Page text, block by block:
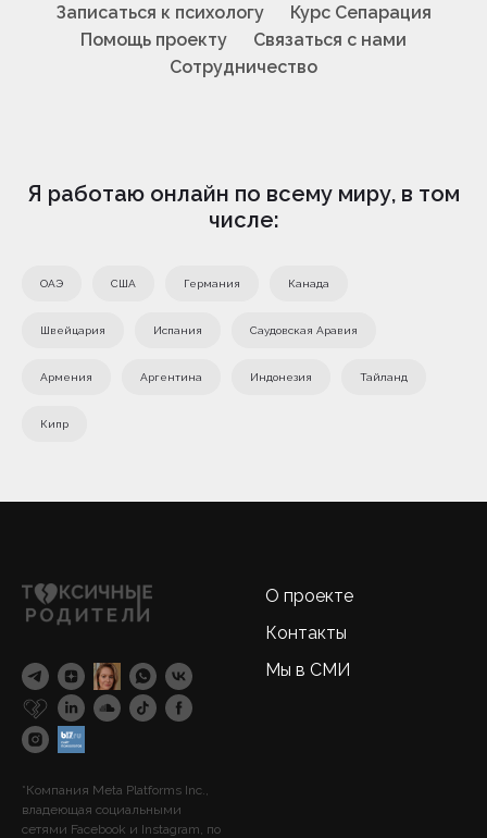
Записаться к психологу
Курс Сепарация
Помощь проекту
Связаться с нами
Сотрудничество
Я работаю онлайн по всему миру, в том
числе:
ОАЭ США Германия Канада
Швейцария Испания Саудовская Аравия
Армения Аргентина Индонезия Тайланд
Кипр
*Компания Meta Platforms Inc.,
владеющая социальными
сетями Facebook и Instagram, по
О проекте
Контакты
Мы в СМИ